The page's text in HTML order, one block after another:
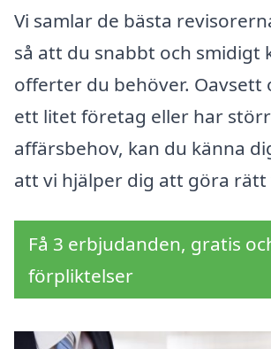
Vi samlar de bästa
så att du snabbt och smidigt
offerter du behöver. Oavsett
ett litet företag eller har
affärsbehov, kan du känna
att vi hjälper dig att göra rätt
Få 3 erbjudanden, gratis
förpliktelser